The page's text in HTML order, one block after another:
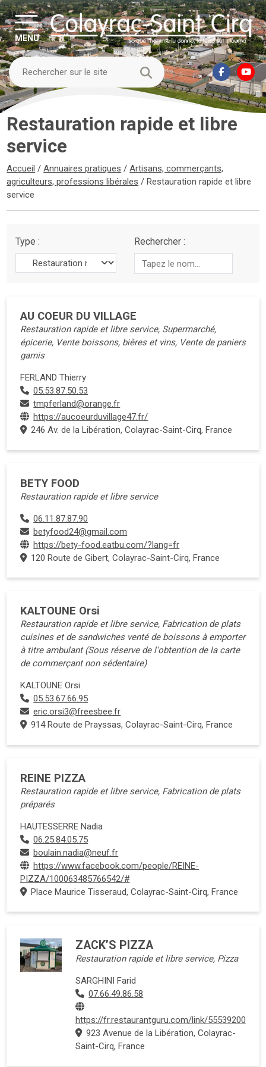
MENU
Restauration rapide et libre
service
Accueil /Annuaires pratiques /Artisans, commerçants,
agriculteurs, professions libérales /Restauration rapide et libre
service
Type : Rechercher :
AU COEUR DU VILLAGE
Restauration rapide et libre service, Supermarché,
épicerie, Vente boissons, bières et vins, Vente de paniers
garnis
FERLAND Thierry
05.53.87.50.53
tmpferland@orange.fr
https://aucoeurduvillage47.fr/
246 Av. de la Libération, Colayrac-Saint-Cirq, France
BETY FOOD
Restauration rapide et libre service
06.11.87.87.90
betyfood24@gmail.com
https://bety-food.eatbu.com/?lang=fr
120 Route de Gibert, Colayrac-Saint-Cirq, France
KALTOUNE Orsi
Restauration rapide et libre service, Fabrication de plats
cuisines et de sandwiches venté de boissons à emporter
à titre ambulant (Sous réserve de l'obtention de la carte
de commerçant non sédentaire)
KALTOUNE Orsi
05.53.67.66.95
eric.orsi3@freesbee.fr
914 Route de Prayssas, Colayrac-Saint-Cirq, France
REINE PIZZA
Restauration rapide et libre service, Fabrication de plats
préparés
HAUTESSERRE Nadia
06.25.84.05.75
boulain.nadia@neuf.fr
https://www.facebook.com/people/REINE-
PIZZA/100063485766542/#
Place Maurice Tisseraud, Colayrac-Saint-Cirq, France
ZACK’S PIZZA
Restauration rapide et libre service, Pizza
SARGHINI Farid
07.66.49.86.58
https://fr.restaurantguru.com/link/55539200
923 Avenue de la Libération, Colayrac-
Saint-Cirq, France